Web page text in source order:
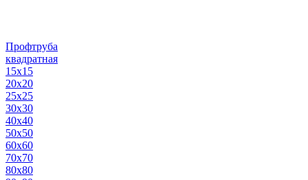
Профтруба
квадратная
15х15
20х20
25х25
30х30
40х40
50х50
60х60
70х70
80х80